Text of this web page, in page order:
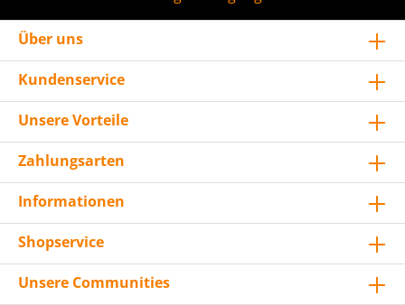
Über uns
Kundenservice
Unsere Vorteile
Zahlungsarten
Informationen
Shopservice
Unsere Communities